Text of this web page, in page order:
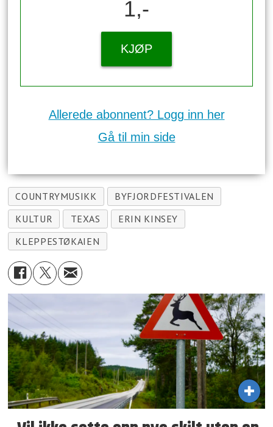
1,-
KJØP
Allerede abonnent? Logg inn her
Gå til min side
COUNTRYMUSIKK
BYFJORDFESTIVALEN
KULTUR
TEXAS
ERIN KINSEY
KLEPPESTØKAIEN